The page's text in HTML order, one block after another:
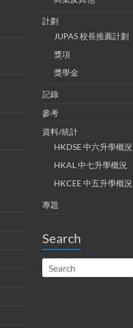
計劃
JUPAS 校長推薦計劃
獎項
獎學金
記錄
參考
資料/統計
HKDSE 中六升學概況
HKAL 中七升學概況
HKCEE 中五升學概況
專題
Search